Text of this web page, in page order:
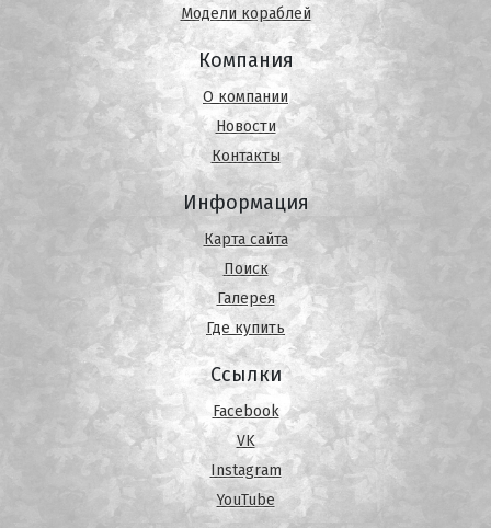
Модели кораблей
Компания
О компании
Новости
Контакты
Информация
Карта сайта
Поиск
Галерея
Где купить
Ссылки
Facebook
VK
Instagram
YouTube